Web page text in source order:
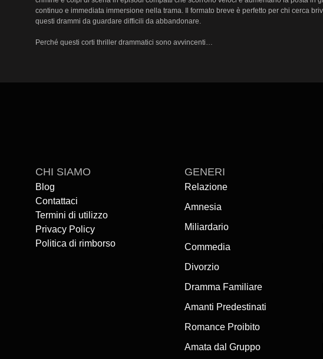
continuo e immediata immersione nella trama. Il formato breve è perfetto per chi cerca
questi drammi da guardare difficili da abbandonare.
Perché questi corti thriller drammatici sono avvincenti
stratificati e rovesciamenti scioccanti in durate compatte. Questa pagina mette in
CHI SIAMO
Blog
Contattaci
Termini di utilizzo
Privacy Policy
Politica di rimborso
GENERI
Relazione
Amnesia
Miliardario
Commedia
Divorzio
Dramma Familiare
Amanti Predestinati
Romance Proibito
Amata dal Gruppo